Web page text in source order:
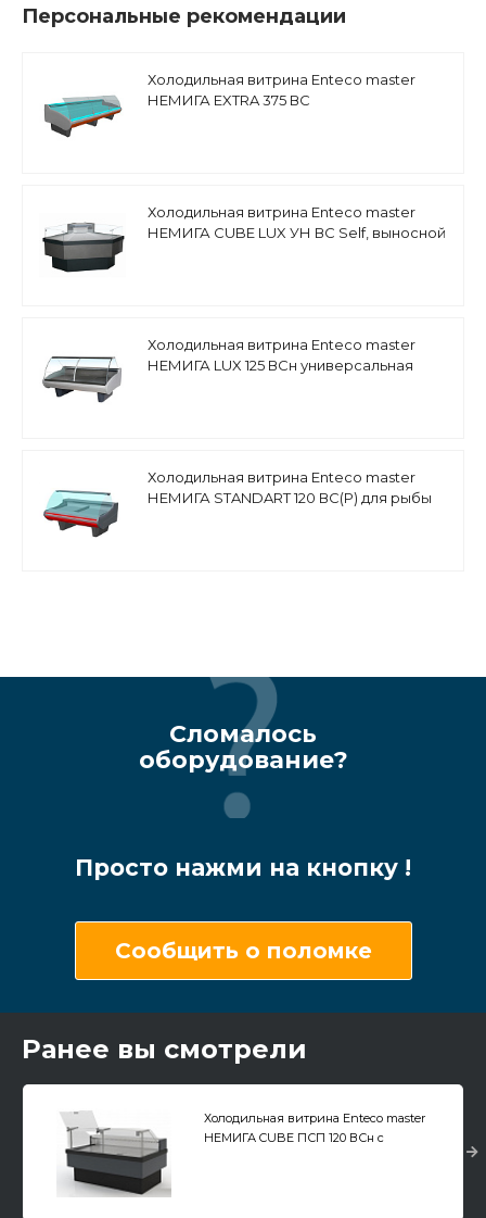
Персональные рекомендации
Холодильная витрина Enteco master
НЕМИГА EXTRA 375 ВС
Холодильная витрина Enteco master
НЕМИГА CUBE LUX УН ВС Self, выносной
Холодильная витрина Enteco master
НЕМИГА LUX 125 ВСн универсальная
Холодильная витрина Enteco master
НЕМИГА STANDART 120 ВС(Р) для рыбы
Сломалось
оборудование?
Просто нажми на кнопку !
Сообщить о поломке
Ранее вы смотрели
Холодильная витрина Enteco master
НЕМИГА CUBE ПСП 120 ВСн с